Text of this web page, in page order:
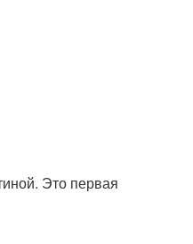
Это первая